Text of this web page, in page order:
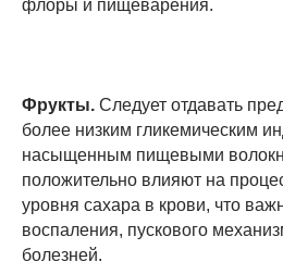
флоры и пищеварения.
Фрукты. Следует отдавать
более низким гликемическим
насыщенным пищевыми
положительно влияют на
уровня сахара в крови, что
воспаления, пускового
болезней.